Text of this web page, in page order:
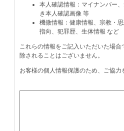
本人確認情報：マイナンバー
き本人確認画像 等
機微情報：健康情報、宗教・
指向、犯罪歴、生体情報 など
これらの情報をご記入いただいた場合
除されることはございません。
お客様の個人情報保護のため、ご協力